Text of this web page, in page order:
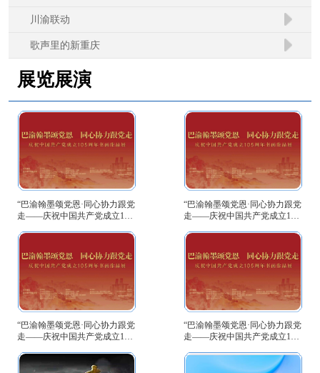
川渝联动
歌声里的新重庆
展览展演
“巴渝翰墨颂党恩·同心协力跟党
走——庆祝中国共产党成立105
“巴渝翰墨颂党恩·同心协力跟党
走——庆祝中国共产党成立105
“巴渝翰墨颂党恩·同心协力跟党
走——庆祝中国共产党成立105
“巴渝翰墨颂党恩·同心协力跟党
走——庆祝中国共产党成立105